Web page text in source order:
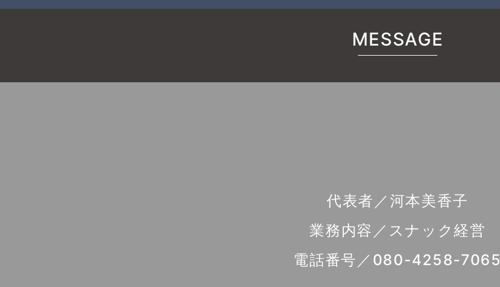
MESSAGE
代表者／河本美香子
業務内容／スナック経営
電話番号／080-4258-7065